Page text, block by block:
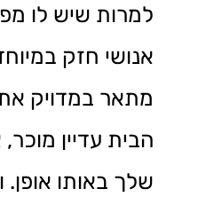
למרות שיש לו
אנושי חזק
מתאר במדויק
הבית עדיין
שלך באותו